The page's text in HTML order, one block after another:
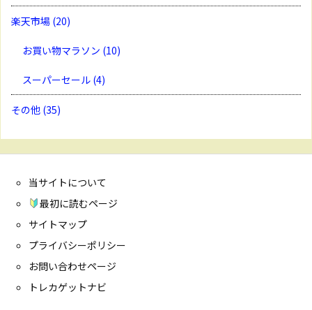
楽天市場 (20)
お買い物マラソン (10)
スーパーセール (4)
その他 (35)
当サイトについて
最初に読むページ
サイトマップ
プライバシーポリシー
お問い合わせページ
トレカゲットナビ